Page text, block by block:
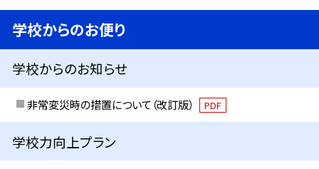
学校からのお便り
学校からのお知らせ
非常変災時の措置について（改訂版） PDF
学校力向上プラン